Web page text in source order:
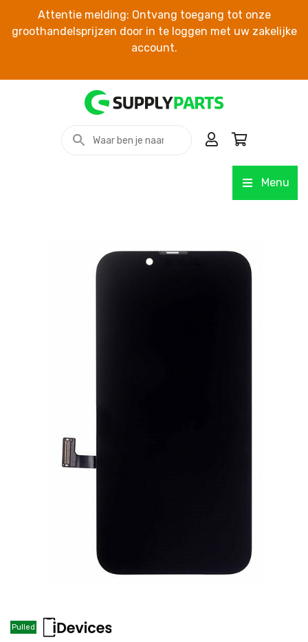
Attentie melding: Ontvang toegang tot onze
groothandelsprijzen door in te loggen met uw zakelijke
account.
Menu
Pulled